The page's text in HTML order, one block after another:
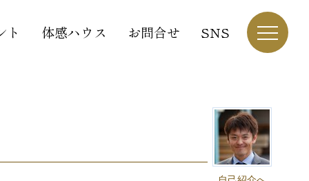
ト 体感ハウス お問合せ SNS